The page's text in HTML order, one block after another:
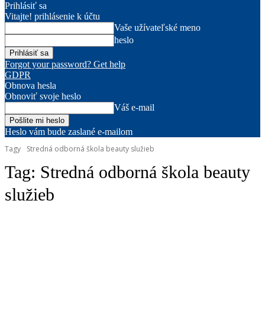
Prihlásiť sa
Vitajte! prihlásenie k účtu
Vaše užívateľské meno
heslo
Forgot your password? Get help
GDPR
Obnova hesla
Obnoviť svoje heslo
Váš e-mail
Heslo vám bude zaslané e-mailom
Tagy
Stredná odborná škola beauty služieb
Tag: Stredná odborná škola beauty
služieb